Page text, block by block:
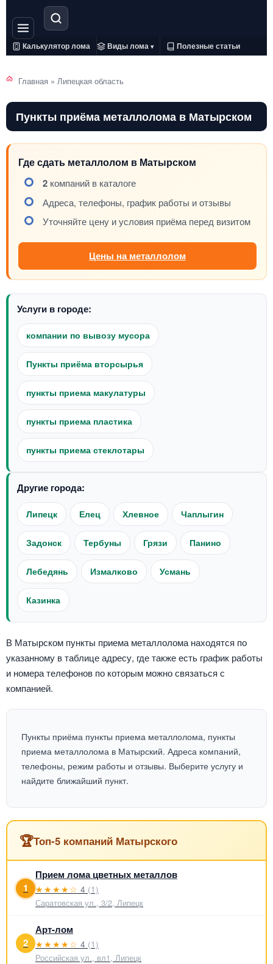
Калькулятор лома Виды лома ▾ Полезные статьи
Главная » Липецкая область
Пункты приёма металлолома в Матырском
Где сдать металлолом в Матырском
2 компаний в каталоге
Адреса, телефоны, график работы и отзывы
Уточняйте цену и условия приёма перед визитом
Цены на металлолом
Услуги в городе:
компании по вывозу мусора
Пункты приёма вторсырья
пункты приема макулатуры
пункты приема пластика
пункты приема стеклотары
Другие города:
Липецк Елец Хлевное Чаплыгин
Задонск Тербуны Грязи Панино
Лебедянь Измалково Усмань
Казинка
В Матырском пункты приема металлолома находятся по
указанному в таблице адресу, где также есть график работы
и номера телефонов по которым можно связаться с
компанией.
Пункты приёма пункты приема металлолома, пункты
приема металлолома в Матырский. Адреса компаний,
телефоны, режим работы и отзывы. Выберите услугу и
найдите ближайший пункт.
🏆Топ-5 компаний Матырского
1
Прием лома цветных металлов
★★★★☆ 4 (1)
Саратовская ул., 3/2, Липецк
2
Арт-лом
★★★★☆ 4 (1)
Российская ул., вл1, Липецк